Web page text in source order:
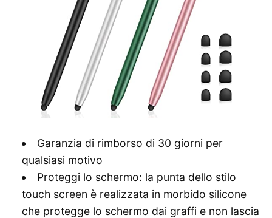
Garanzia di rimborso di 30 giorni per
qualsiasi motivo
Proteggi lo schermo: la punta dello stilo
touch screen è realizzata in morbido silicone
che protegge lo schermo dai graffi e non lascia